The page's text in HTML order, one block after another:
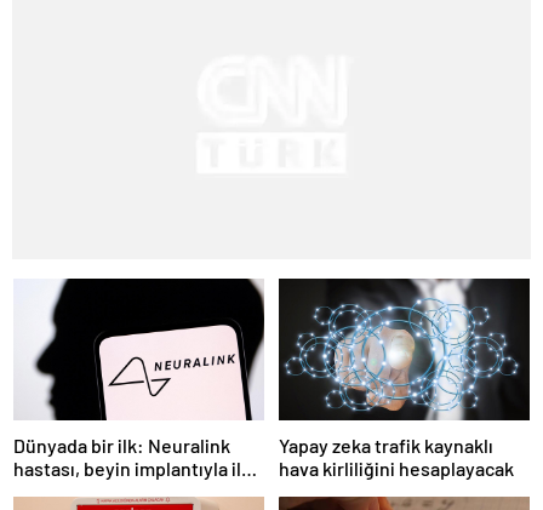
Dünyada bir ilk: Neuralink
hastası, beyin implantıyla ilk
Yapay zeka trafik kaynaklı
hava kirliliğini hesaplayacak